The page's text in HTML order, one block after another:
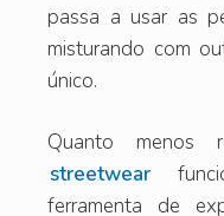
passa a usar as
misturando com
único.
Quanto menos
streetwear
ferramenta de